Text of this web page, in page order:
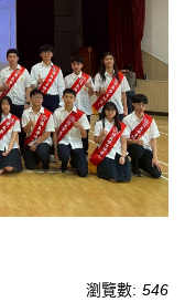
瀏覽數: 546